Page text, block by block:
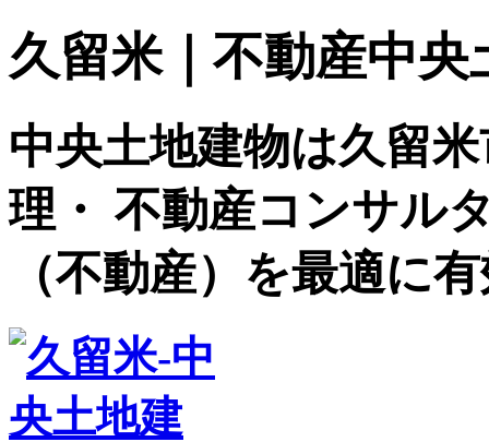
久留米｜不動産中
中央土地建物は久留
理・ 不動産コンサル
（不動産）を最適に